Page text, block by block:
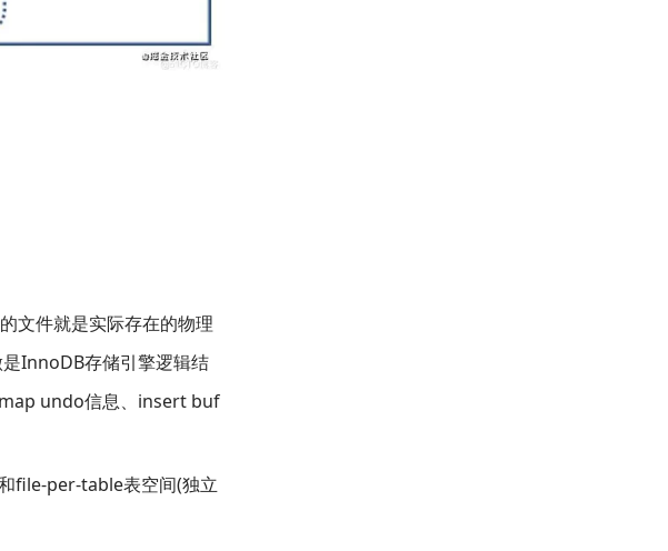
文件就是实际存在的物理
InnoDB存储引擎逻辑结
undo信息、insert buf
file-per-table表空间(独立